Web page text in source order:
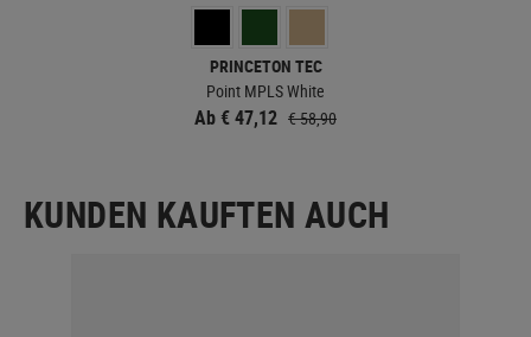
PRINCETON TEC
Point MPLS White
Ab € 47,12 € 58,90
KUNDEN KAUFTEN AUCH